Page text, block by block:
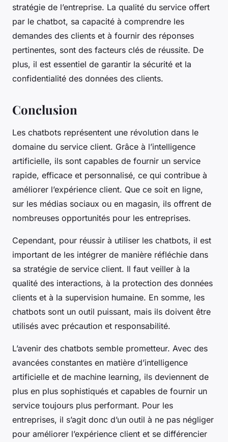
stratégie de l’entreprise. La qualité du service offert
par le chatbot, sa capacité à comprendre les
demandes des clients et à fournir des réponses
pertinentes, sont des facteurs clés de réussite. De
plus, il est essentiel de garantir la sécurité et la
confidentialité des données des clients.
Conclusion
Les chatbots représentent une révolution dans le
domaine du service client. Grâce à l’intelligence
artificielle, ils sont capables de fournir un service
rapide, efficace et personnalisé, ce qui contribue à
améliorer l’expérience client. Que ce soit en ligne,
sur les médias sociaux ou en magasin, ils offrent de
nombreuses opportunités pour les entreprises.
Cependant, pour réussir à utiliser les chatbots, il est
important de les intégrer de manière réfléchie dans
sa stratégie de service client. Il faut veiller à la
qualité des interactions, à la protection des données
clients et à la supervision humaine. En somme, les
chatbots sont un outil puissant, mais ils doivent être
utilisés avec précaution et responsabilité.
L’avenir des chatbots semble prometteur. Avec des
avancées constantes en matière d’intelligence
artificielle et de machine learning, ils deviennent de
plus en plus sophistiqués et capables de fournir un
service toujours plus performant. Pour les
entreprises, il s’agit donc d’un outil à ne pas négliger
pour améliorer l’expérience client et se différencier